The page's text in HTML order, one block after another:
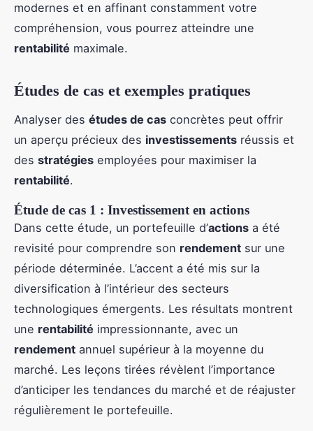
modernes et en affinant constamment votre
compréhension, vous pourrez atteindre une
rentabilité maximale.
Études de cas et exemples pratiques
Analyser des études de cas concrètes peut offrir
un aperçu précieux des investissements réussis et
des stratégies employées pour maximiser la
rentabilité.
Étude de cas 1 : Investissement en actions
Dans cette étude, un portefeuille d’actions a été
revisité pour comprendre son rendement sur une
période déterminée. L’accent a été mis sur la
diversification à l’intérieur des secteurs
technologiques émergents. Les résultats montrent
une rentabilité impressionnante, avec un
rendement annuel supérieur à la moyenne du
marché. Les leçons tirées révèlent l’importance
d’anticiper les tendances du marché et de réajuster
régulièrement le portefeuille.